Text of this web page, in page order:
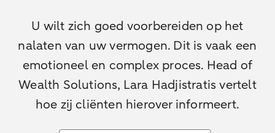
U wilt zich goed voorbereiden op het
nalaten van uw vermogen. Dit is vaak een
emotioneel en complex proces. Head of
Wealth Solutions, Lara Hadjistratis vertelt
hoe zij cliënten hierover informeert.